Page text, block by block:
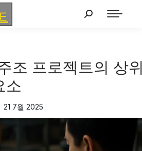
조 프로젝트의 상
소
21 7월 2025